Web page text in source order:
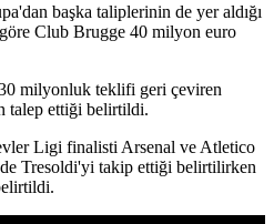
başka taliplerinin de yer aldığı
Club Brugge 40 milyon euro
milyonluk teklifi geri çeviren
talep ettiği belirtildi.
Ligi finalisti Arsenal ve Atletico
Tresoldi'yi takip ettiği belirtilirken